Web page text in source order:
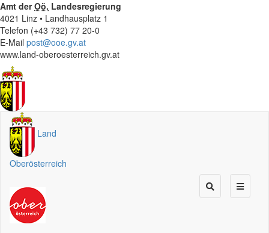
Amt derOö. Landesregierung
4021 Linz • Landhausplatz 1
Telefon (+43 732) 77 20-0
E-Mail post@ooe.gv.at
www.land-oberoesterreich.gv.at
Land
Oberösterreich